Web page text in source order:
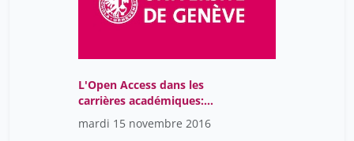
L'Open Access dans les
carrières académiques:
cinquante nuances
d'Open
mardi 15 novembre 2016